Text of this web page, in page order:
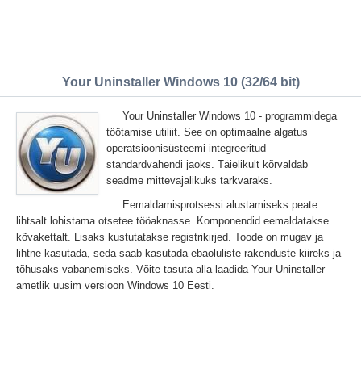
Your Uninstaller Windows 10 (32/64 bit)
Your Uninstaller Windows 10 - programmidega
töötamise utiliit. See on optimaalne algatus
operatsioonisüsteemi integreeritud
standardvahendi jaoks. Täielikult kõrvaldab
seadme mittevajalikuks tarkvaraks.
Eemaldamisprotsessi alustamiseks peate
lihtsalt lohistama otsetee tööaknasse. Komponendid eemaldatakse
kõvakettalt. Lisaks kustutatakse registrikirjed. Toode on mugav ja
lihtne kasutada, seda saab kasutada ebaoluliste rakenduste kiireks ja
tõhusaks vabanemiseks. Võite tasuta alla laadida Your Uninstaller
ametlik uusim versioon Windows 10 Eesti.